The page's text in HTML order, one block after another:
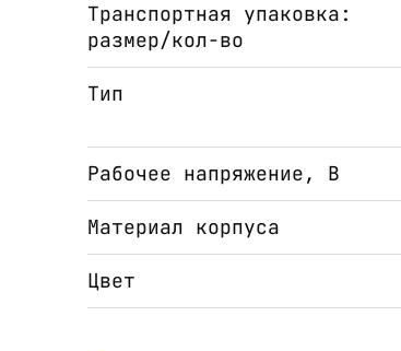
Транспортная упаковка:
размер/кол-во
Тип
Рабочее напряжение, В
Материал корпуса
Цвет